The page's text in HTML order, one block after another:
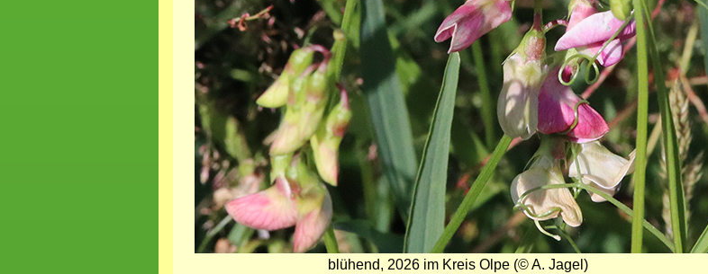
blühend, 2026 im Kreis Olpe (© A. Jagel)